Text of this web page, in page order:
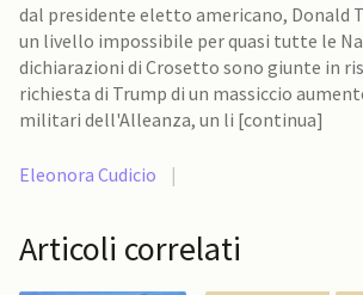
dal presidente eletto americano, Donald
un livello impossibile per quasi tutte le
dichiarazioni di Crosetto sono giunte in
richiesta di Trump di un massiccio
militari dell'Alleanza, un li [continua]
Eleonora Cudicio |
Articoli correlati